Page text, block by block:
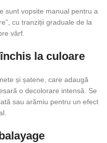
sunt vopsite manual pentru a
cu tranziții graduale de la
vârf.
la culoare
și șatene, care adaugă
o decolorare intensă. Se
sau arămiu pentru un efect